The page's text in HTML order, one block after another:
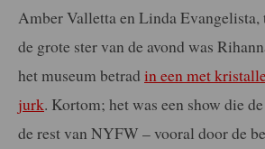
Amber Valletta en Linda
de grote ster van de avond was
het museum betrad in een met
jurk. Kortom; het was een show die
de rest van NYFW – vooral door de